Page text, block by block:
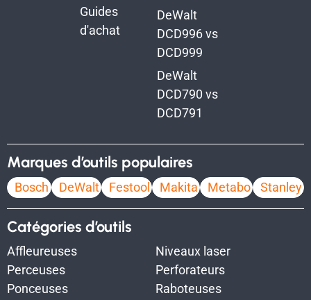
Guides
d'achat
DeWalt
DCD996 vs
DCD999
DeWalt
DCD790 vs
DCD791
Marques d’outils populaires
Bosch DeWalt Festool Makita Metabo Stanley
Catégories d’outils
Affleureuses
Niveaux laser
Perceuses
Perforateurs
Ponceuses
Raboteuses